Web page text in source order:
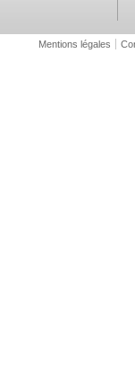
Mentions légales